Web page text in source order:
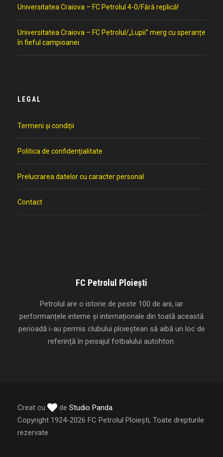
Universitatea Craiova – FC Petrolul 4-0/Fără replică!
Universitatea Craiova – FC Petrolul/„Lupii” merg cu speranțe
în fieful campioanei
LEGAL
Termeni și condiții
Politica de confidențialitate
Prelucrarea datelor cu caracter personal
Contact
FC Petrolul Ploiești
Petrolul are o istorie de peste 100 de ani, iar
performanțele interne și internaționale din toată această
perioadă i-au permis clubului ploieștean să aibă un loc de
referință în peisajul fotbalului autohton.
Creat cu de Studio Panda.
Copyright 1924-2026 FC Petrolul Ploiești, Toate drepturile
rezervate